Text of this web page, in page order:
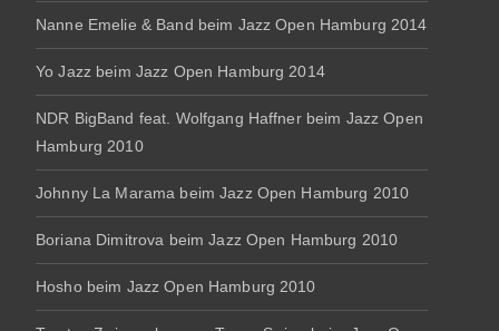
Nanne Emelie & Band beim Jazz Open Hamburg 2014
Yo Jazz beim Jazz Open Hamburg 2014
NDR BigBand feat. Wolfgang Haffner beim Jazz Open
Hamburg 2010
Johnny La Marama beim Jazz Open Hamburg 2010
Boriana Dimitrova beim Jazz Open Hamburg 2010
Hosho beim Jazz Open Hamburg 2010